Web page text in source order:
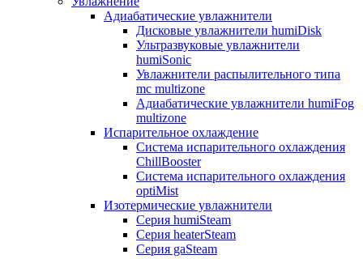
Адиабатические увлажнители
Дисковые увлажнители humiDisk
Ультразвуковые увлажнители
humiSonic
Увлажнители распылительного типа
mc multizone
Адиабатические увлажнители humiFog
multizone
Испарительное охлаждение
Система испарительного охлаждения
ChillBooster
Система испарительного охлаждения
optiMist
Изотермические увлажнители
Серия humiSteam
Серия heaterSteam
Серия gaSteam